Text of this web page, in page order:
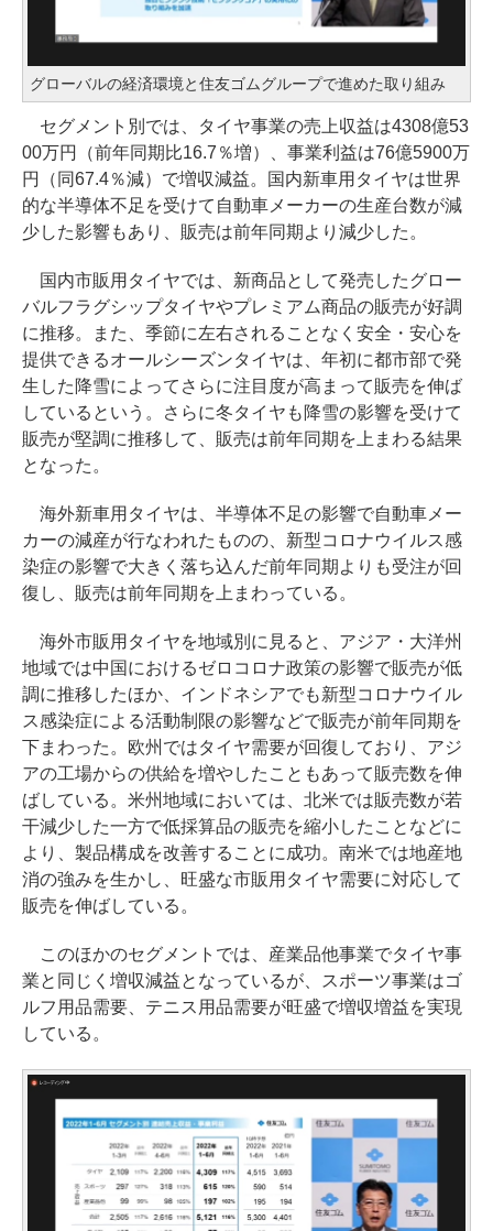
グローバルの経済環境と住友ゴムグループで進めた取り組み
セグメント別では、タイヤ事業の売上収益は4308億53
00万円（前年同期比16.7％増）、事業利益は76億5900万
円（同67.4％減）で増収減益。国内新車用タイヤは世界
的な半導体不足を受けて自動車メーカーの生産台数が減
少した影響もあり、販売は前年同期より減少した。
国内市販用タイヤでは、新商品として発売したグロー
バルフラグシップタイヤやプレミアム商品の販売が好調
に推移。また、季節に左右されることなく安全・安心を
提供できるオールシーズンタイヤは、年初に都市部で発
生した降雪によってさらに注目度が高まって販売を伸ば
しているという。さらに冬タイヤも降雪の影響を受けて
販売が堅調に推移して、販売は前年同期を上まわる結果
となった。
海外新車用タイヤは、半導体不足の影響で自動車メー
カーの減産が行なわれたものの、新型コロナウイルス感
染症の影響で大きく落ち込んだ前年同期よりも受注が回
復し、販売は前年同期を上まわっている。
海外市販用タイヤを地域別に見ると、アジア・大洋州
地域では中国におけるゼロコロナ政策の影響で販売が低
調に推移したほか、インドネシアでも新型コロナウイル
ス感染症による活動制限の影響などで販売が前年同期を
下まわった。欧州ではタイヤ需要が回復しており、アジ
アの工場からの供給を増やしたこともあって販売数を伸
ばしている。米州地域においては、北米では販売数が若
干減少した一方で低採算品の販売を縮小したことなどに
より、製品構成を改善することに成功。南米では地産地
消の強みを生かし、旺盛な市販用タイヤ需要に対応して
販売を伸ばしている。
このほかのセグメントでは、産業品他事業でタイヤ事
業と同じく増収減益となっているが、スポーツ事業はゴ
ルフ用品需要、テニス用品需要が旺盛で増収増益を実現
している。